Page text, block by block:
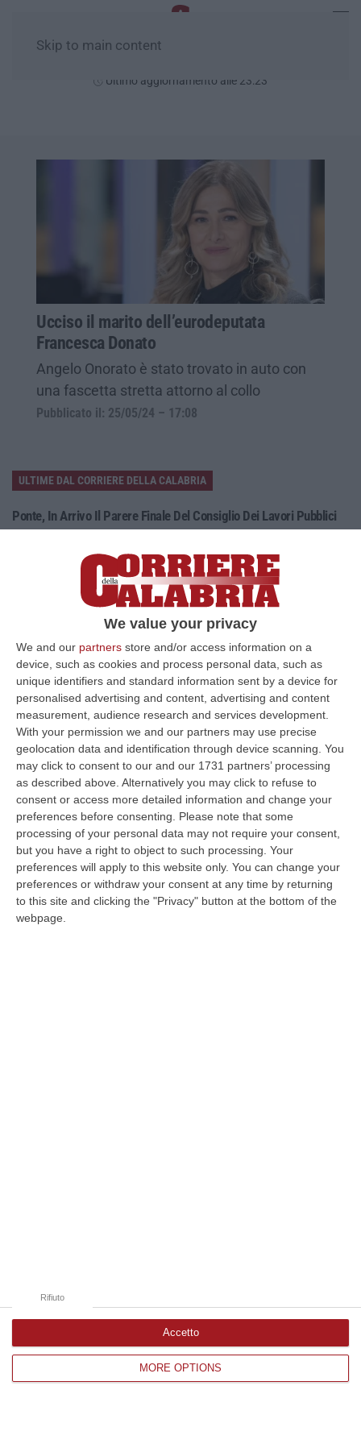
We value your privacy
We and our partners store and/or access information on a
device, such as cookies and process personal data, such as
unique identifiers and standard information sent by a device for
personalised advertising and content, advertising and content
measurement, audience research and services development.
With your permission we and our partners may use precise
geolocation data and identification through device scanning. You
may click to consent to our and our 1731 partners’ processing
as described above. Alternatively you may click to refuse to
consent or access more detailed information and change your
preferences before consenting.
Please note that some
processing of your personal data may not require your consent,
but you have a right to object to such processing. Your
preferences will apply to this website only. You can change your
preferences or withdraw your consent at any time by returning
to this site and clicking the "Privacy" button at the bottom of the
webpage.
MORE OPTIONS
Rifiuto
Accetto
Skip to main content
Ultimo aggiornamento alle 23:23
Ucciso il marito dell’eurodeputata
Francesca Donato
Angelo Onorato è stato trovato in auto con
una fascetta stretta attorno al collo
Pubblicato il: 25/05/24 – 17:08
ULTIME DAL CORRIERE DELLA CALABRIA
Ponte, In Arrivo Il Parere Finale Del Consiglio Dei Lavori Pubblici
Stretto. Per domani è atteso il parere finale del Consiglio Superi…
05 Agosto, 23:23
Accoltella Coetaneo Alla Gola Durante Un Litigio, Arrestato
“MAMMOLA Un sessantenne, F.S., originario della piana di Gioia Tauro, è
stato arrestato dai carabinieri a Cinquefrondi perché accusato del t…
05 Agosto, 22:07
Ciclovia Dei Parchi Della Calabria: Al Via La Messa In Sicurezza
Del Tratto Fabrizia – Serra San Bruno
“SERRA SAN BRUNO Partono i lavori di riqualificazione e miglioramento
della sicurezza lungo la Ciclovia dei Parchi della Calabria, concentra…
05 Agosto, 21:56
Tari, Senese: «Rendere Efficiente Il Sistema Per Ridurre I Costi
Per I Cittadini E Aumentare I Salari»
“CATANZARO A Lamezia Terme la Tari aumenta del 6,2% per le famiglie e
del 17% per le imprese; a Crotone del 6,9%; a Catanzaro dell’1,63%. A…
05 Agosto, 21:23
Corriere delle Calabria è una testata giornalistica di News&Com S.r.l